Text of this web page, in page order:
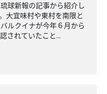
球新報の記事から紹介し
大宜味村や東村を南限と
ルクイナが今年６月から
されていたこと...